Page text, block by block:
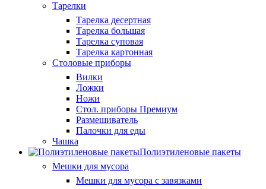
Тарелки
Тарелка десертная
Тарелка большая
Тарелка суповая
Тарелка картонная
Столовые приборы
Вилки
Ложки
Ножи
Стол. приборы Премиум
Размешиватель
Палочки для еды
Чашка
Полиэтиленовые пакеты
Мешки для мусора
Мешки для мусора с завязками